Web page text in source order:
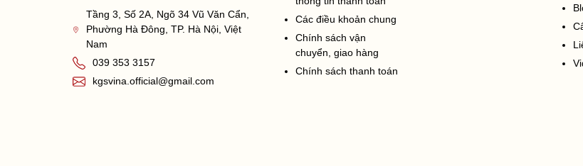
Tầng 3, Số 2A, Ngõ 34 Vũ Văn Cẩn,
Phường Hà Đông, TP. Hà Nội, Việt
Nam
039 353 3157
kgsvina.official@gmail.com
Các điều khoản chung
Chính sách vận
chuyển, giao hàng
Chính sách thanh toán